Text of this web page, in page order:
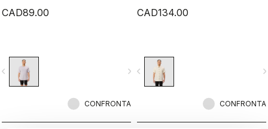
CAD89.00
navigate_next
CONFRONTA
CAD134.00
navigate_before
CONFRONTA